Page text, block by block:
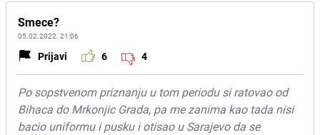
Smece?
05.02.2022. 21:06
Prijavi 6 4
Po sopstvenom priznanju u tom periodu si ratovao od
Bihaca do Mrkonjic Grada, pa me zanima kao tada nisi
bacio uniformu i pusku i otisao u Sarajevo da se